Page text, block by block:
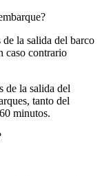
de la salida del barco
caso contrario
de la salida del
tanto del
minutos.